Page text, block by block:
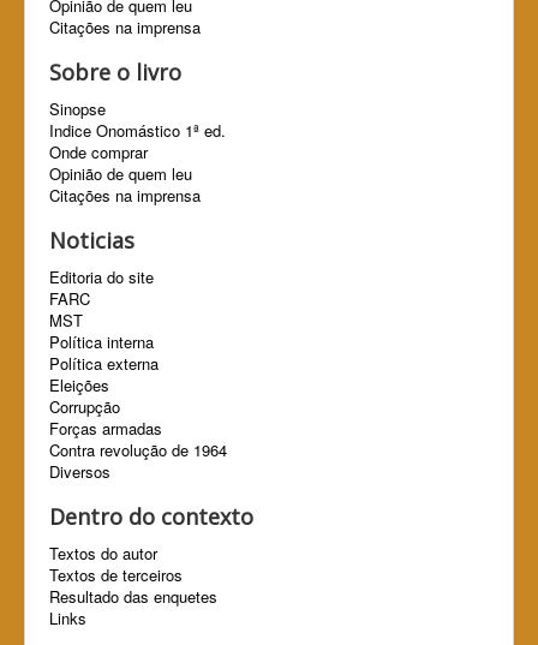
Opinião de quem leu
Citações na imprensa
Sobre o livro
Sinopse
Indice Onomástico 1ª ed.
Onde comprar
Opinião de quem leu
Citações na imprensa
Noticias
Editoria do site
FARC
MST
Política interna
Política externa
Eleições
Corrupção
Forças armadas
Contra revolução de 1964
Diversos
Dentro do contexto
Textos do autor
Textos de terceiros
Resultado das enquetes
Links